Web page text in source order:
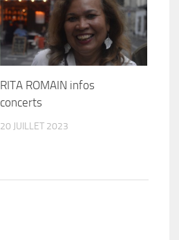
RITA ROMAIN infos
concerts
20 JUILLET 2023